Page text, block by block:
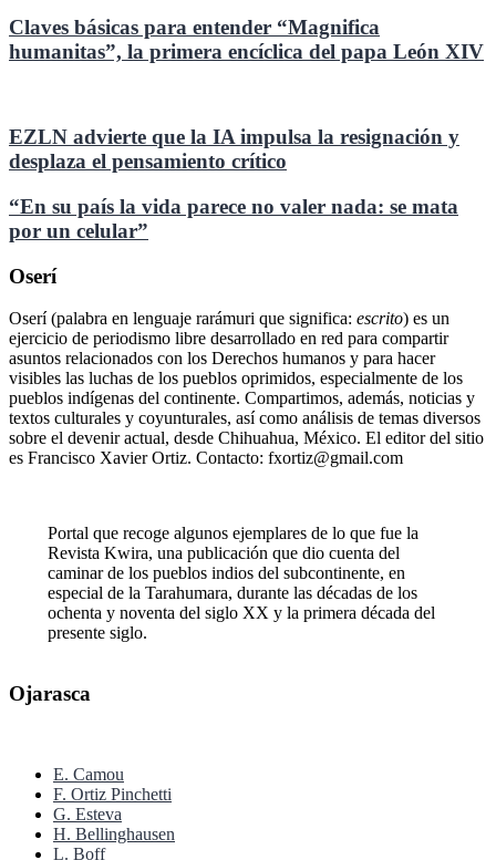
Claves básicas para entender “Magnifica
humanitas”, la primera encíclica del papa León XIV
EZLN advierte que la IA impulsa la resignación y
desplaza el pensamiento crítico
“En su país la vida parece no valer nada: se mata
por un celular”
Oserí
Oserí (palabra en lenguaje rarámuri que significa: escrito) es un
ejercicio de periodismo libre desarrollado en red para compartir
asuntos relacionados con los Derechos humanos y para hacer
visibles las luchas de los pueblos oprimidos, especialmente de los
pueblos indígenas del continente. Compartimos, además, noticias y
textos culturales y coyunturales, así como análisis de temas diversos
sobre el devenir actual, desde Chihuahua, México. El editor del sitio
es Francisco Xavier Ortiz. Contacto: fxortiz@gmail.com
Portal que recoge algunos ejemplares de lo que fue la
Revista Kwira, una publicación que dio cuenta del
caminar de los pueblos indios del subcontinente, en
especial de la Tarahumara, durante las décadas de los
ochenta y noventa del siglo XX y la primera década del
presente siglo.
Ojarasca
E. Camou
F. Ortiz Pinchetti
G. Esteva
H. Bellinghausen
L. Boff